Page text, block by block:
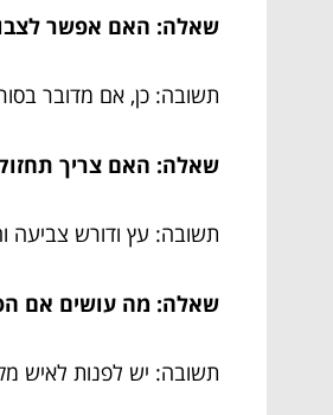
שאלה: האם אפשר
תשובה: כן, אם מדובר
שאלה: האם צריך
תשובה: עץ ודורש צביעה
שאלה: מה עושים אם
תשובה: יש לפנות לאיש